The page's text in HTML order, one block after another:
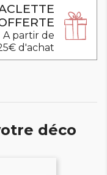
A partir de
d'achat
déco